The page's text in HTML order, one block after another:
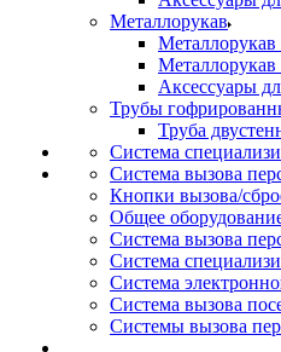
Металлорукав
Аксессуары
Трубы
Труба
Система
Cистема вызова
Кнопки вызова/
Общее
Система вызова
Система
Система
Cистема вызова
Системы вызова